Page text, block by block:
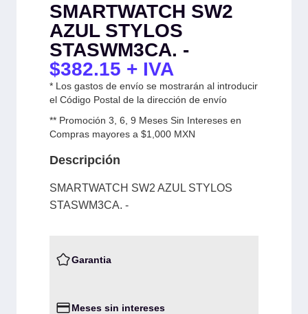
SMARTWATCH SW2
AZUL STYLOS
STASWM3CA. -
$382.15 + IVA
* Los gastos de envío se mostrarán al introducir
el Código Postal de la dirección de envío
** Promoción 3, 6, 9 Meses Sin Intereses en
Compras mayores a $1,000 MXN
Descripción
SMARTWATCH SW2 AZUL STYLOS
STASWM3CA. -
Garantia
Meses sin intereses